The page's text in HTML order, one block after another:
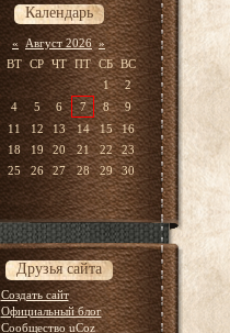
Календарь
« Август 2026 »
ВТ СР ЧТ ПТ СБ ВС
1
2
4 5 6 7 8
9
11 12 13 14 15
16
18 19 20 21 22
23
25 26 27 28 29
30
Друзья сайта
Создать сайт
Официальный блог
Сообщество uCoz